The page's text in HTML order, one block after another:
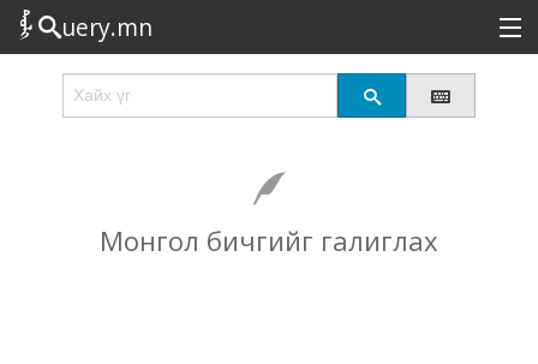
uery.mn
Сонирхолтой
Монгол бичгийг галиглах